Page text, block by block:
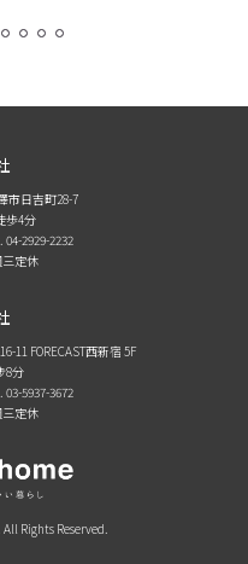
7 8 9 10
市日吉町28-7
4分
2929-2232
定休
11 FORECAST西新宿 5F
8分
5937-3672
定休
All Rights Reserved.